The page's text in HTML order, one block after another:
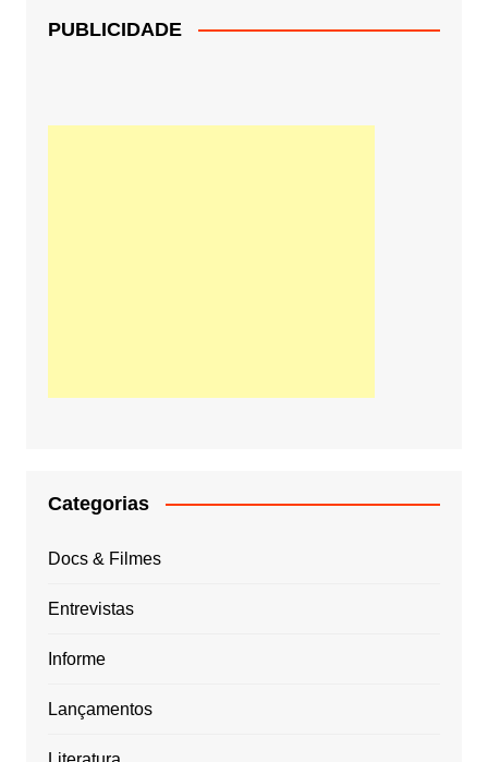
PUBLICIDADE
Categorias
Docs & Filmes
Entrevistas
Informe
Lançamentos